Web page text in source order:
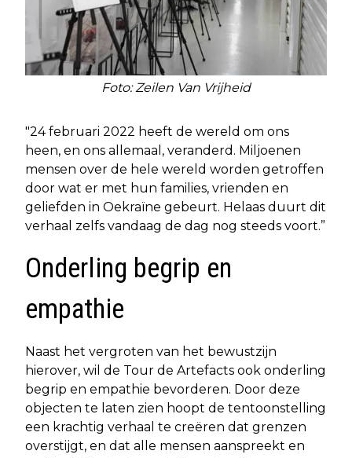
Foto: Zeilen Van Vrijheid
"24 februari 2022 heeft de wereld om ons
heen, en ons allemaal, veranderd. Miljoenen
mensen over de hele wereld worden getroffen
door wat er met hun families, vrienden en
geliefden in Oekraïne gebeurt. Helaas duurt dit
verhaal zelfs vandaag de dag nog steeds voort.”
Onderling begrip en
empathie
Naast het vergroten van het bewustzijn
hierover, wil de Tour de Artefacts ook onderling
begrip en empathie bevorderen. Door deze
objecten te laten zien hoopt de tentoonstelling
een krachtig verhaal te creëren dat grenzen
overstijgt, en dat alle mensen aanspreekt en